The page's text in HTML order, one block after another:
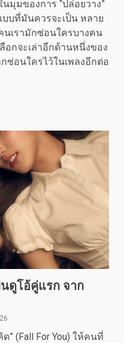
นมุมของการ “ปล่อยวาง”
บบที่มันควรจะเป็น หลาย
นเรามักซ่อนใครบางคน
อกจะเล่าอีกด้านหนึ่งของ
ซ่อนใครไว้ในเพลงอีกต่อ
นดูโอ้คู่แรก จาก
” (Fall For You) ให้คนที่